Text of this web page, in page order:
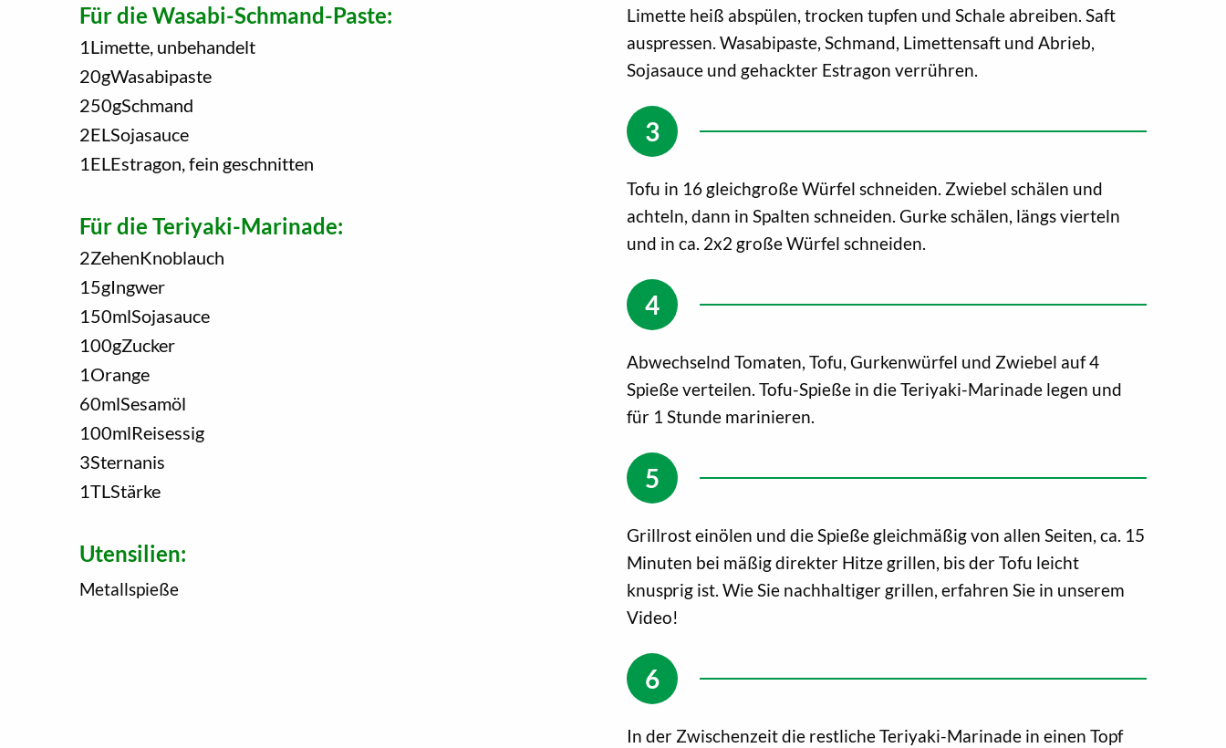
Für die Wasabi-Schmand-Paste:
1 Limette, unbehandelt
20gWasabipaste
250gSchmand
2EL Sojasauce
1 EL Estragon, fein geschnitten
Für die Teriyaki-Marinade:
2ZehenKnoblauch
15gIngwer
150mlSojasauce
100gZucker
1 Orange
60mlSesamöl
100mlReisessig
3Sternanis
1TL Stärke
Utensilien:
Metallspieße
Limette heiß abspülen, trocken tupfen und Schale abreiben. Saft
auspressen. Wasabipaste, Schmand, Limettensaft und Abrieb,
Sojasauce und gehackter Estragon verrühren.
Tofu in 16 gleichgroße Würfel schneiden. Zwiebel schälen und
achteln, dann in Spalten schneiden. Gurke schälen, längs vierteln
und in ca. 2x2 große Würfel schneiden.
Abwechselnd Tomaten, Tofu, Gurkenwürfel und Zwiebel auf 4
Spieße verteilen. Tofu-Spieße in die Teriyaki-Marinade legen und
für 1 Stunde marinieren.
Grillrost einölen und die Spieße gleichmäßig von allen Seiten, ca. 15
Minuten bei mäßig direkter Hitze grillen, bis der Tofu leicht
knusprig ist. Wie Sie nachhaltiger grillen, erfahren Sie in unserem
Video!
In der Zwischenzeit die restliche Teriyaki-Marinade in einen Topf